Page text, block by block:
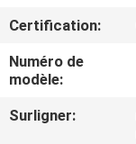
À
PROPOS
DE
NOUS
Certification:
Numéro de
modèle:
Surligner: